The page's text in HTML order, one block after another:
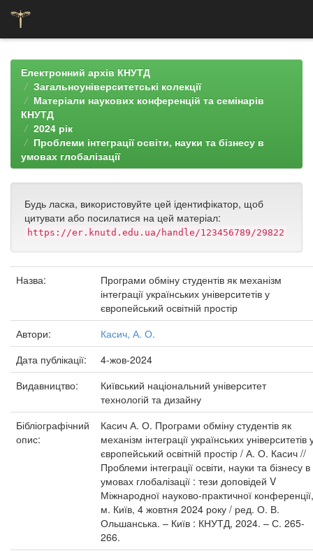
navigationЕлектронний архів КНУТД
Загальноуніверситетські колекції
Матеріали наукових конференцій та семінарів
КНУТД
2024 рік
Проблеми інтеграції освіти, науки та бізнесу в
умовах глобалізації
Будь ласка, використовуйте цей ідентифікатор, щоб
цитувати або посилатися на цей матеріал:
https://er.knutd.edu.ua/handle/123456789/29822
Назва:
Програми обміну студентів як механізм
інтеграції українських університетів у
європейський освітній простір
Автори:
Касич, А. О.
Дата публікації:
4-жов-2024
Видавництво:
Київський національний університет
технологій та дизайну
Бібліографічний
опис:
Касич А. О. Програми обміну студентів як
механізм інтеграції українських університетів
європейський освітній простір / А. О. Касич //
Проблеми інтеграції освіти, науки та бізнесу в
умовах глобалізації : тези доповідей V
Міжнародної науково-практичної конференції,
м. Київ, 4 жовтня 2024 року / ред. О. В.
Ольшанська. – Київ : КНУТД, 2024. – С. 265-
266.